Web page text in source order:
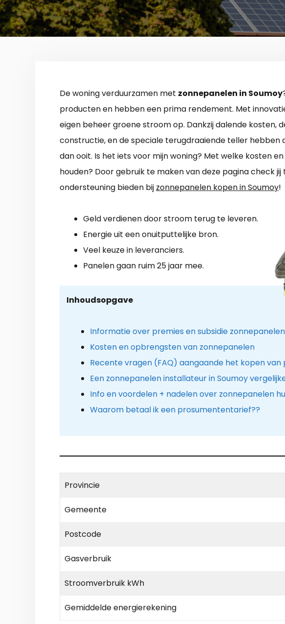
De woning verduurzamen met zonnepanelen in Soumoy
producten en hebben een prima rendement. Met
eigen beheer groene stroom op. Dankzij dalende kosten,
constructie, en de speciale terugdraaiende teller hebben
dan ooit. Is het iets voor mijn woning? Met welke kosten
houden? Door gebruik te maken van deze pagina check
ondersteuning bieden bij zonnepanelen kopen in Soumoy!
Geld verdienen door stroom terug te leveren.
Energie uit een onuitputtelijke bron.
Veel keuze in leveranciers.
Panelen gaan ruim 25 jaar mee.
Inhoudsopgave
Informatie over premies en subsidie
Kosten en opbrengsten van zonnepanelen
Recente vragen (FAQ) aangaande het kopen
Een zonnepanelen installateur in Soumoy
Info en voordelen + nadelen over zonnepanelen
Waarom betaal ik een prosumententarief??
Provincie
Gemeente
Postcode
Gasverbruik
Stroomverbruik kWh
Gemiddelde energierekening